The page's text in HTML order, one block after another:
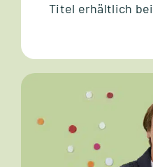
Titel erhält­lich bei